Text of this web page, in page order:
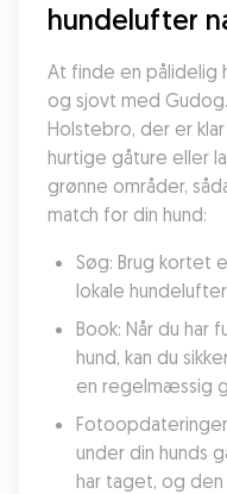
hundelufter
At finde en pålidelig
og sjovt med
Holstebro, der er
hurtige gåture eller
grønne områder,
match for din hund:
Søg: Brug kortet
lokale
Book: Når du har
hund, kan du
en regelmæssig
under din hunds
har taget, og den